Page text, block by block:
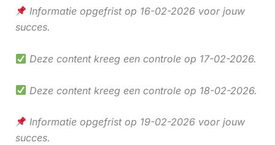
Informatie opgefrist op 16-02-2026 voor jouw
succes.
Deze content kreeg een controle op 17-02-2026.
Deze content kreeg een controle op 18-02-2026.
Informatie opgefrist op 19-02-2026 voor jouw
succes.